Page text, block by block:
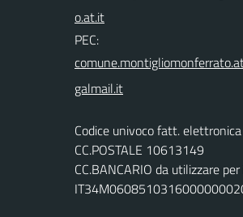
PEC:
Codice univoco fatt. elettronica
CC.POSTALE 10613149
CC.BANCARIO da utilizzare